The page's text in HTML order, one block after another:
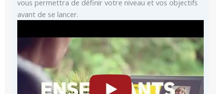
vous permettra de définir votre niveau et vos objectifs
avant de se lancer.